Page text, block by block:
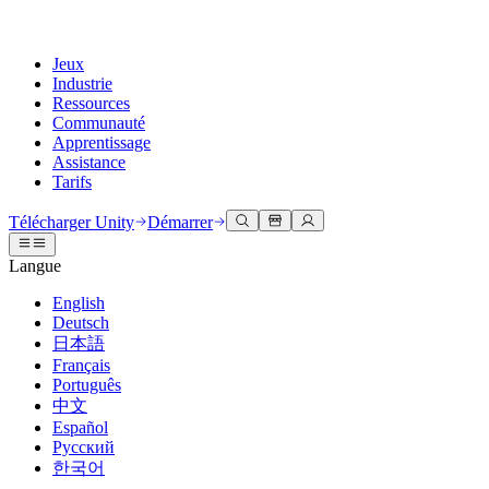
Jeux
Industrie
Ressources
Communauté
Apprentissage
Assistance
Tarifs
Moteur Unity
Créez des jeux 2D et 3D pour n'importe quelle plateforme
Collaboration
Collaborez et itérez rapidement avec votre équipe
Télécharger Unity
Offres et tarifs
Déployez
Multiplateforme
Collaboration 3D
Construisez et révisez des projets 3D en temps réel
Formation immersive
Entraînez-vous dans des environnements immersifs
Expériences client
Créez des expériences interactives 3D
Secteurs
Fabrication
Documentation
Outils de développement
Versions de publication et suivi des problèmes
Feuille de route
Examiner les fonctionnalités à venir
Glossaire
Discussions
Événements
Événements mondiaux et locaux
Histoires de la communauté
Made with Unity
Mise en avant des créateurs Unity
Unity Learn
Maîtrisez les compétences Unity gratuitement
Formation professionnelle
Améliorez votre équipe avec des formateurs Unity
Vous découvrez Unity ?
Démarrer
Démarrez votre apprentissage
Parcours essentiels Unity
Obtenir de l'aide
Vous aider à réussir avec Unity
Plans de succès
Atteignez vos objectifs plus rapidement avec un support expert
FAQ
Réponses aux questions courantes
Contactez-nous.
Connectez-vous avec notre équipe
Télécharger Unity Démarrer
Langue
English
Deutsch
日本語
Français
Português
中文
Español
Русский
한국어